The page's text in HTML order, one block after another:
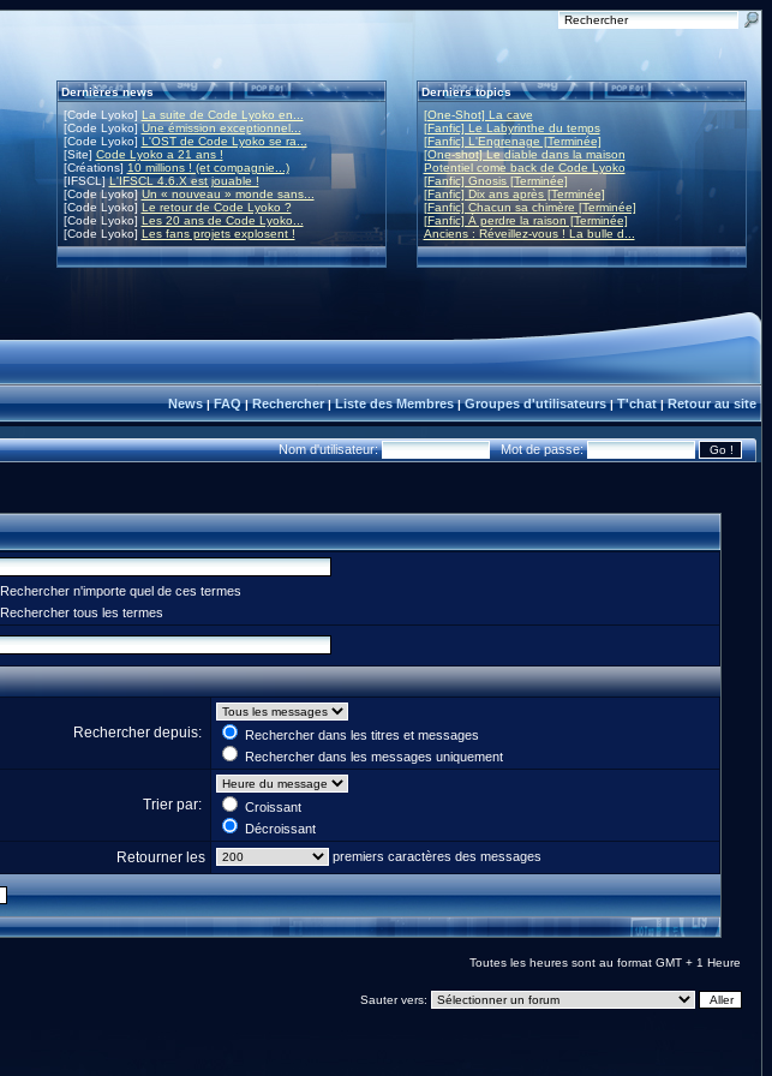
Dernières news
[Code Lyoko] La suite de Code Lyoko en...
[Code Lyoko]Une émission exceptionnel...
[Code Lyoko] L'OST de Code Lyoko se ra...
[Site] Code Lyoko a 21 ans !
[Créations] 10 millions ! (et compagnie...)
[IFSCL]L'IFSCL 4.6.X est jouable !
[Code Lyoko] Un « nouveau » monde sans...
[Code Lyoko] Le retour de Code Lyoko ?
[Code Lyoko] Les 20 ans de Code Lyoko...
[Code Lyoko] Les fans projets explosent !
Derniers topics
[One-Shot] La cave
[Fanfic] Le Labyrinthe du temps
[Fanfic] L'Engrenage [Terminée]
[One-shot] Le diable dans la maison
Potentiel come back de Code Lyoko
[Fanfic] Gnosis [Terminée]
[Fanfic] Dix ans après [Terminée]
[Fanfic] Chacun sa chimère [Terminée]
[Fanfic] À perdre la raison [Terminée]
Anciens : Réveillez-vous ! La bulle d...
News|FAQ|Rechercher|Liste des Membres|Groupes d'utilisateurs|T'chat|Retour au site
Nom d'utilisateur: Mot de passe:
Rechercher n'importe quel de ces termes
Rechercher tous les termes
Rechercher depuis:
Rechercher dans les titres et messages
Rechercher dans les messages uniquement
Trier par:
Croissant
Décroissant
Retourner les premiers caractères des messages
Toutes les heures sont au format GMT + 1 Heure
Sauter vers: